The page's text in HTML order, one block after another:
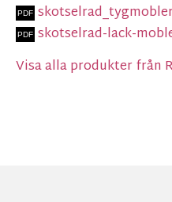
skotselrad-lack-
Visa alla produkter från